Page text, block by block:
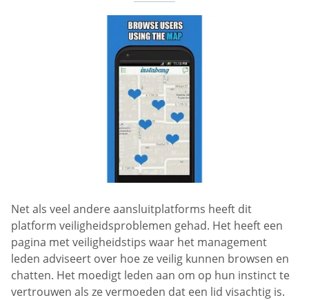
Net als veel andere aansluitplatforms heeft dit
platform veiligheidsproblemen gehad. Het heeft een
pagina met veiligheidstips waar het management
leden adviseert over hoe ze veilig kunnen browsen en
chatten. Het moedigt leden aan om op hun instinct te
vertrouwen als ze vermoeden dat een lid visachtig is.